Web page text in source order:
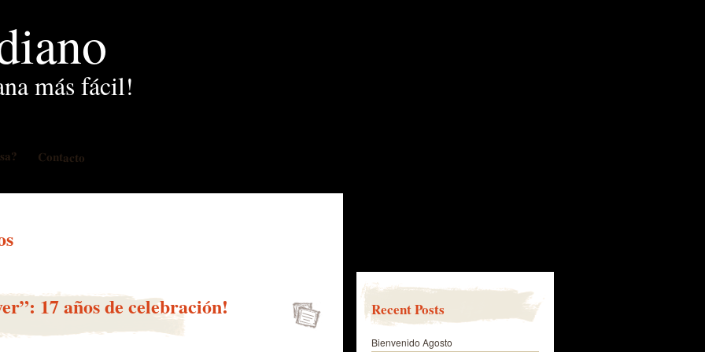
más fácil!
Contacto
17 años de celebración! Recent Posts
Bienvenido Agosto